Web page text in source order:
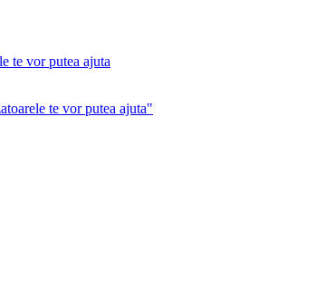
te vor putea ajuta
te vor putea ajuta"